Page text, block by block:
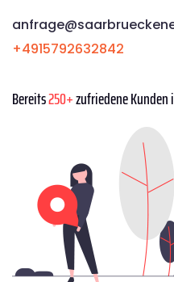
+4915792632842
Bereits250+zufriedene Kunden